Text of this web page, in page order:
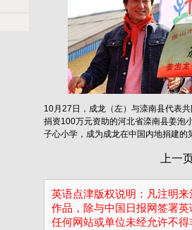
10月27日，成龙（左）与滦南县代表
捐资100万元资助的河北省滦南县姜泡
子心小学，成为成龙在中国内地捐建的
上一
英语点津版权说明：凡注明
作品，除与中国日报网签署
任何网站或单位未经允许不